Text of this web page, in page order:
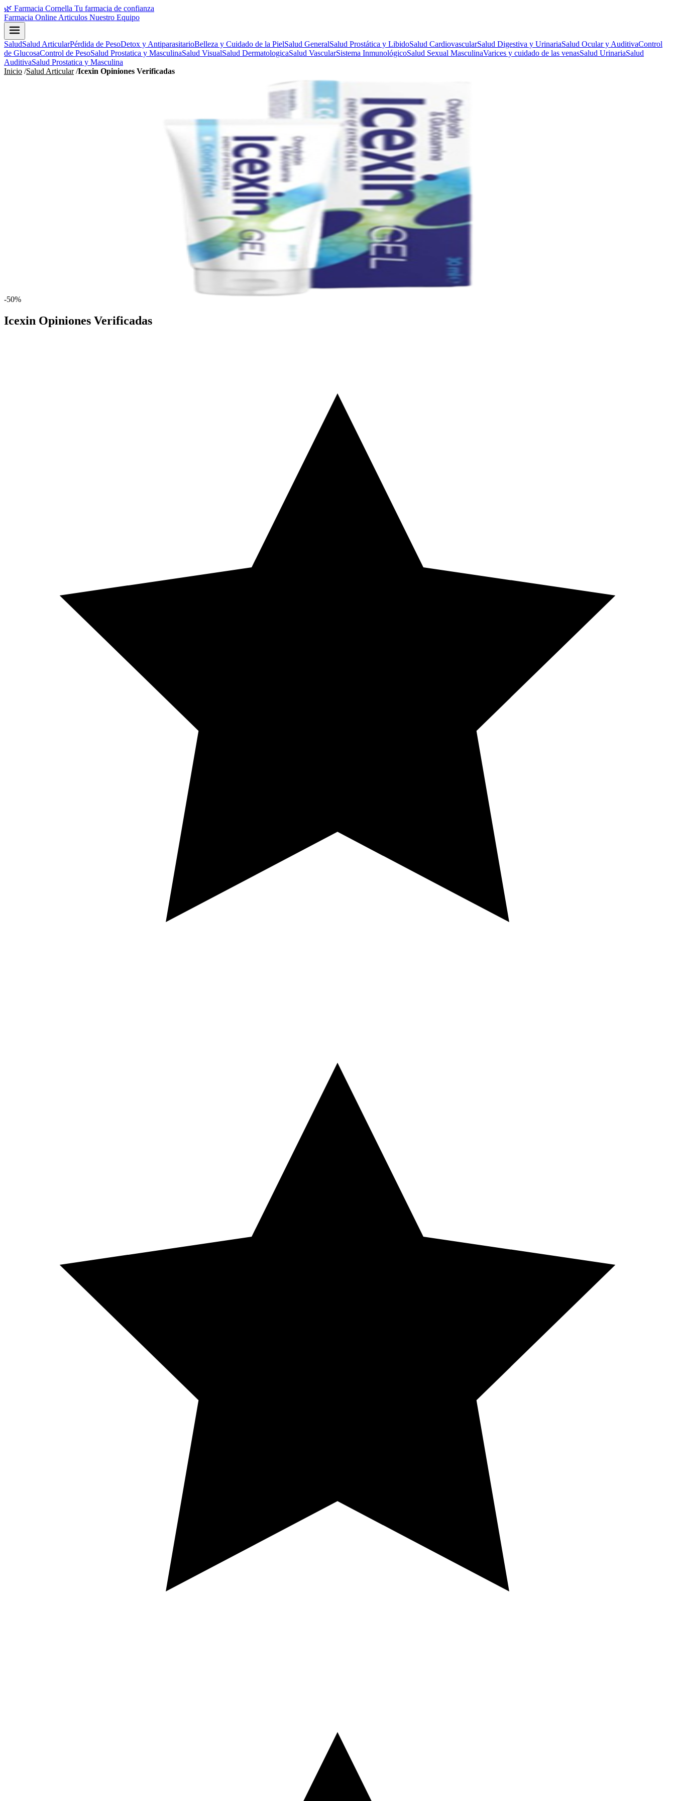
🌿 Farmacia Cornella Tu farmacia de confianza
Farmacia Online Articulos Nuestro Equipo
SaludSalud ArticularPérdida de PesoDetox y AntiparasitarioBelleza y Cuidado de la PielSalud GeneralSalud Prostática y LibidoSalud CardiovascularSalud Digestiva y UrinariaSalud Ocular y AuditivaControl
de GlucosaControl de PesoSalud Prostatica y MasculinaSalud VisualSalud DermatologicaSalud VascularSistema InmunológicoSalud Sexual MasculinaVarices y cuidado de las venasSalud UrinariaSalud
AuditivaSalud Prostatica y Masculina
Inicio /Salud Articular /Icexin Opiniones Verificadas
-50%
Icexin Opiniones Verificadas